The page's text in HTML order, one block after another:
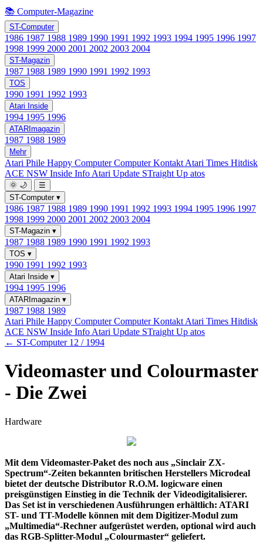
📚 Computer-Magazine
ST-Computer
1986 1987 1988 1989 1990 1991 1992 1993 1994 1995 1996 1997
1998 1999 2000 2001 2002 2003 2004
ST-Magazin
1987 1988 1989 1990 1991 1992 1993
TOS
1990 1991 1992 1993
Atari Inside
1994 1995 1996
ATARImagazin
1987 1988 1989
Mehr
Atari Phile Happy ComputerComputer Kontakt Atari Times Hitdisk
ACE NSW Inside Info Atari Update STraight Up atos
🌞 🌙
☰
ST-Computer ▾
1986 1987 1988 1989 1990 1991 1992 1993 1994 1995 1996 1997
1998 1999 2000 2001 2002 2003 2004
ST-Magazin ▾
1987 1988 1989 1990 1991 1992 1993
TOS ▾
1990 1991 1992 1993
Atari Inside ▾
1994 1995 1996
ATARImagazin ▾
1987 1988 1989
Atari Phile Happy ComputerComputer Kontakt Atari Times Hitdisk
ACE NSW Inside Info Atari Update STraight Up atos
← ST-Computer 12 / 1994
Videomaster und Colourmaster
- Die Zwei
Hardware
Mit dem Videomaster-Paket des noch aus „Sinclair ZX-
Spectrum“-Zeiten bekannten britischen Herstellers Microdeal
bietet der deutsche Distributor R.O.M. logicware einen
preisgünstigen Einstieg in die Technik der Videodigitalisierer.
Das Set ist in verschiedenen Ausführungen erhältlich: ATARI
ST- und TT-Modelle können mit dem Digitizer-Modul zum
„Multimedia“-Rechner aufgerüstet werden, optional wird auch
das RGB-Splitter-Modul „Colourmaster“ geliefert.